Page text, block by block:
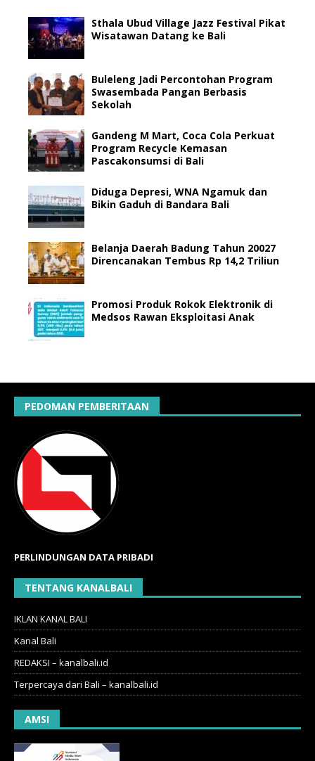
Sthala Ubud Village Jazz Festival Pikat
Wisatawan Datang ke Bali
Buleleng Jadi Percontohan Program
Swasembada Pangan Berbasis
Sekolah
Gandeng M Mart, Coca Cola Perkuat
Program Recycle Kemasan
Pascakonsumsi di Bali
Diduga Depresi, WNA Ngamuk dan
Bikin Gaduh di Bandara Bali
Belanja Daerah Badung Tahun 20027
Direncanakan Tembus Rp 14,2 Triliun
Promosi Produk Rokok Elektronik di
Medsos Rawan Eksploitasi Anak
PEDOMAN PEMBERITAAN
PERLINDUNGAN DATA PRIBADI
TENTANG KANALBALI
IKLAN KANAL BALI
Kanal Bali
REDAKSI – kanalbali.id
Terpercaya dari Bali – kanalbali.id
AMSI